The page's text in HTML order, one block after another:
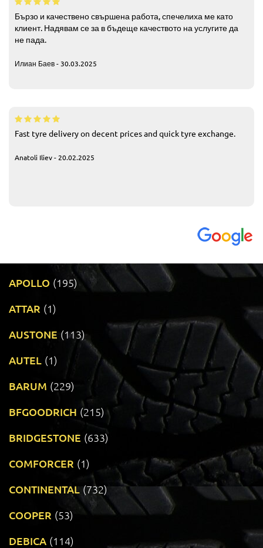
Бързо и качествено свършена работа, спечелиха ме като
клиент. Надявам се за в бъдеще качеството на услугите да
не пада.
Илиан Баев - 30.03.2025
Fast tyre delivery on decent prices and quick tyre exchange.
Anatoli Iliev - 20.02.2025
APOLLO (195)
ATTAR (1)
AUSTONE (113)
AUTEL (1)
BARUM (229)
BFGOODRICH (215)
BRIDGESTONE (633)
COMFORCER (1)
CONTINENTAL (732)
COOPER (53)
DEBICA (114)